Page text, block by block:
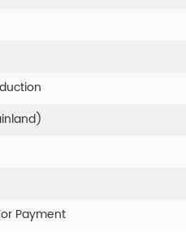
Payment